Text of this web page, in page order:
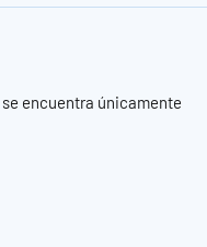
se encuentra únicamente